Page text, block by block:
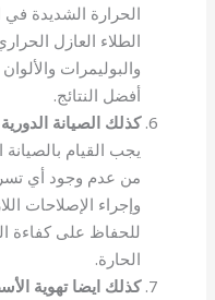
الحرارة الشديدة
الطلاء العازل
والبوليمرات
أفضل النتائج.
كذلك الصيانة الدورية
يجب القيام بالصيانة
من عدم وجود أي
وإجراء الإصلاحات
للحفاظ على كفاءة
الحارة.
كذلك ايضا تهوية